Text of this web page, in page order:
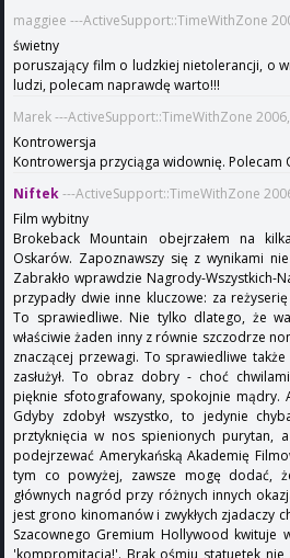
maggiee ---ActiveSupport::TimeWithZone
świetny
poruszający film o ludzkiej nietolerancji, o
ludzi, polecam naprawdę warto!!!
Marek ---ActiveSupport::TimeWithZone 2006,
Kontrowersja
Kontrowersja przyciąga widownię. Polecam
Niftek---ActiveSupport::TimeWithZone
Film wybitny
Brokeback Mountain obejrzałem na
Oskarów. Zapoznawszy się z wynikami
Zabrakło wprawdzie Nagrody-Wszystkich-
przypadły dwie inne kluczowe: za
To sprawiedliwe. Nie tylko dlatego, że
właściwie żaden inny z równie szczodrze
znaczącej przewagi. To sprawiedliwe
zasłużył. To obraz dobry - choć
pięknie sfotografowany, spokojnie mądry.
Gdyby zdobył wszystko, to jedynie
prztyknięcia w nos spienionych purytan,
podejrzewać Amerykańską Akademię
tym co powyżej, zawsze mogę dodać,
głównych nagród przy różnych innych
jest grono kinomanów i zwykłych zjadaczy
Szacownego Gremium Hollywood kwituje